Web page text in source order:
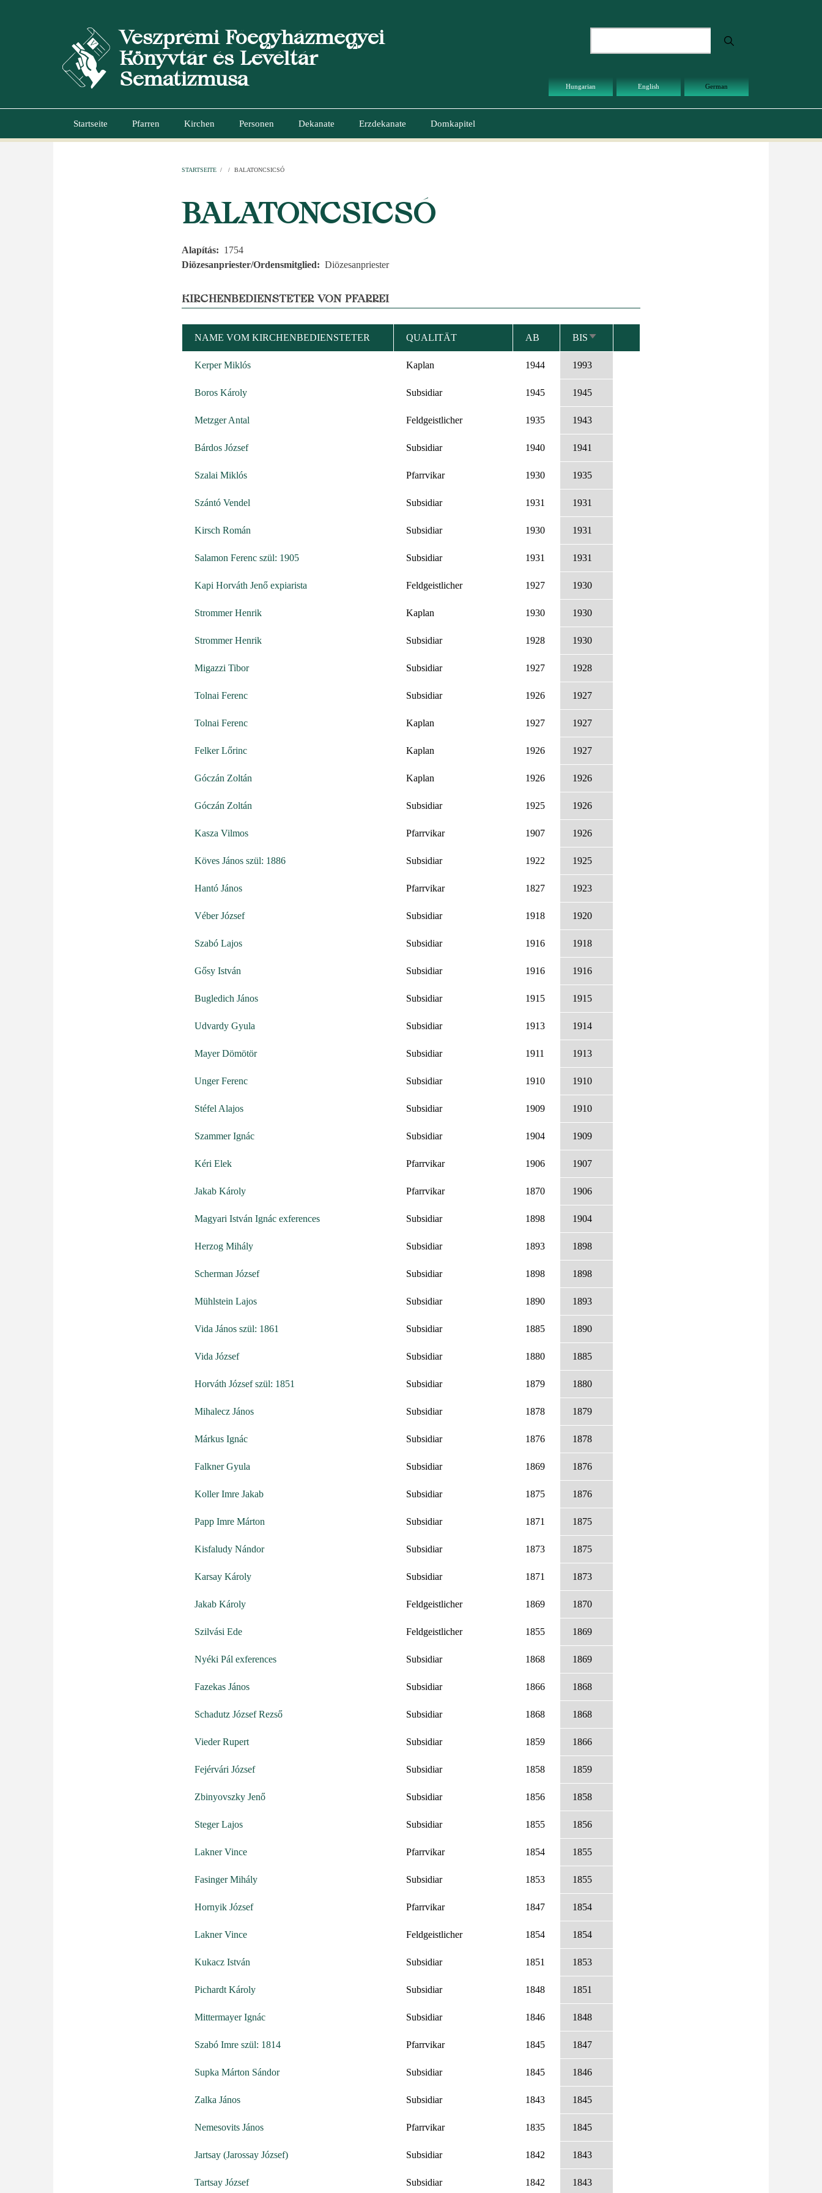
Veszprémi Főegyházmegyei
Könyvtár és Levéltár
Sematizmusa
Hungarian English German
Hauptnavigation
Startseite Pfarren Kirchen Personen Dekanate Erzdekanate Domkapitel
STARTSEITE / / BALATONCSICSÓ
BALATONCSICSÓ
Alapítás
1754
Diözesanpriester/Ordensmitglied
Diözesanpriester
KIRCHENBEDIENSTETER VON PFARREI
NAME VOM KIRCHENBEDIENSTETER QUALITÄT AB BISAUFSTEIGEND
SORTIEREN
Kerper Miklós
Kaplan 1944 1993
Boros Károly Subsidiar 1945 1945
Metzger Antal Feldgeistlicher 1935 1943
Bárdos József Subsidiar 1940 1941
Szalai Miklós Pfarrvikar 1930 1935
Szántó Vendel Subsidiar 1931 1931
Kirsch Román Subsidiar 1930 1931
Salamon Ferenc szül: 1905 Subsidiar 1931 1931
Kapi Horváth Jenő expiarista Feldgeistlicher 1927 1930
Strommer Henrik Kaplan 1930 1930
Strommer Henrik Subsidiar 1928 1930
Migazzi Tibor Subsidiar 1927 1928
Tolnai Ferenc Subsidiar 1926 1927
Tolnai Ferenc Kaplan 1927 1927
Felker Lőrinc Kaplan 1926 1927
Góczán Zoltán Kaplan 1926 1926
Góczán Zoltán Subsidiar 1925 1926
Kasza Vilmos Pfarrvikar 1907 1926
Köves János szül: 1886 Subsidiar 1922 1925
Hantó János Pfarrvikar 1827 1923
Véber József Subsidiar 1918 1920
Szabó Lajos Subsidiar 1916 1918
Gősy István Subsidiar 1916 1916
Bugledich János Subsidiar 1915 1915
Udvardy Gyula Subsidiar 1913 1914
Mayer Dömötör Subsidiar 1911 1913
Unger Ferenc Subsidiar 1910 1910
Stéfel Alajos Subsidiar 1909 1910
Szammer Ignác Subsidiar 1904 1909
Kéri Elek Pfarrvikar 1906 1907
Jakab Károly Pfarrvikar 1870 1906
Magyari István Ignác exferences Subsidiar 1898 1904
Herzog Mihály Subsidiar 1893 1898
Scherman József Subsidiar 1898 1898
Mühlstein Lajos Subsidiar 1890 1893
Vida János szül: 1861 Subsidiar 1885 1890
Vida József Subsidiar 1880 1885
Horváth József szül: 1851 Subsidiar 1879 1880
Mihalecz János Subsidiar 1878 1879
Márkus Ignác Subsidiar 1876 1878
Falkner Gyula Subsidiar 1869 1876
Koller Imre Jakab Subsidiar 1875 1876
Papp Imre Márton Subsidiar 1871 1875
Kisfaludy Nándor Subsidiar 1873 1875
Karsay Károly Subsidiar 1871 1873
Jakab Károly Feldgeistlicher 1869 1870
Szilvási Ede Feldgeistlicher 1855 1869
Nyéki Pál exferences Subsidiar 1868 1869
Fazekas János Subsidiar 1866 1868
Schadutz József Rezső Subsidiar 1868 1868
Vieder Rupert Subsidiar 1859 1866
Fejérvári József Subsidiar 1858 1859
Zbinyovszky Jenő Subsidiar 1856 1858
Steger Lajos Subsidiar 1855 1856
Lakner Vince Pfarrvikar 1854 1855
Fasinger Mihály Subsidiar 1853 1855
Hornyik József Pfarrvikar 1847 1854
Lakner Vince Feldgeistlicher 1854 1854
Kukacz István Subsidiar 1851 1853
Pichardt Károly Subsidiar 1848 1851
Mittermayer Ignác Subsidiar 1846 1848
Szabó Imre szül: 1814 Pfarrvikar 1845 1847
Supka Márton Sándor Subsidiar 1845 1846
Zalka János Subsidiar 1843 1845
Nemesovits János Pfarrvikar 1835 1845
Jartsay (Jarossay József) Subsidiar 1842 1843
Tartsay József Subsidiar 1842 1843